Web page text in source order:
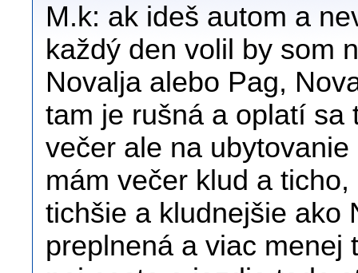
M.k: ak ideš autom a
každý den volil by som
Novalja alebo Pag,
tam je rušná a oplatí
večer ale na
mám večer klud a
tichšie a kludnejšie ako
preplnená a viac menej